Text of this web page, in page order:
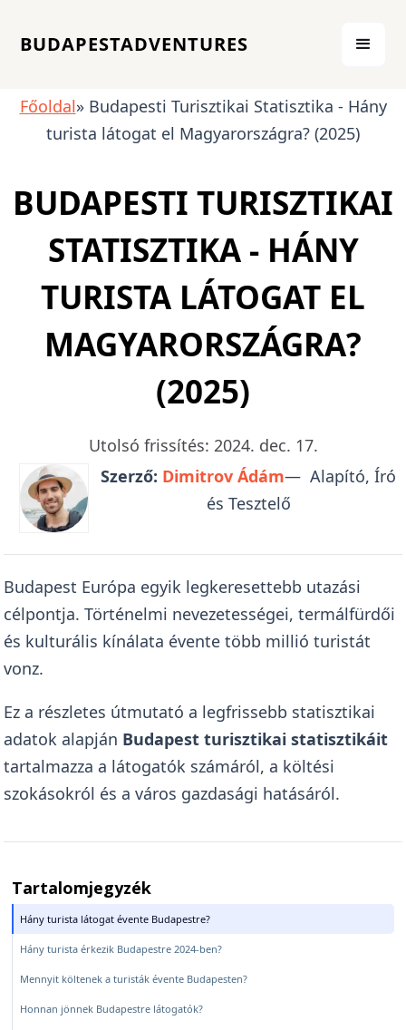
BUDAPESTADVENTURES
Főoldal» Budapesti Turisztikai Statisztika - Hány
turista látogat el Magyarországra? (2025)
BUDAPESTI TURISZTIKAI
STATISZTIKA - HÁNY
TURISTA LÁTOGAT EL
MAGYARORSZÁGRA?
(2025)
Utolsó frissítés: 2024. dec. 17.
Szerző: Dimitrov Ádám— Alapító, Író
és Tesztelő
Budapest Európa egyik legkeresettebb utazási
célpontja. Történelmi nevezetességei, termálfürdői
és kulturális kínálata évente több millió turistát
vonz.
Ez a részletes útmutató a legfrissebb statisztikai
adatok alapján Budapest turisztikai statisztikáit
tartalmazza a látogatók számáról, a költési
szokásokról és a város gazdasági hatásáról.
Tartalomjegyzék
Hány turista látogat évente Budapestre?
Hány turista érkezik Budapestre 2024-ben?
Mennyit költenek a turisták évente Budapesten?
Honnan jönnek Budapestre látogatók?